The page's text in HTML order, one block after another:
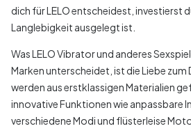
dich für LELO entscheidest, investierst
Langlebigkeit ausgelegt ist.
Was LELO Vibrator und anderes
Marken unterscheidet, ist die Liebe zum
werden aus erstklassigen Materialien
innovative Funktionen wie anpassbare
verschiedene Modi und flüsterleise